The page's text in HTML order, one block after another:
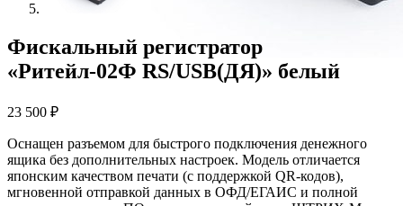
Фискальный регистратор
«Ритейл-02Ф RS/USB(ДЯ)» белый
23 500 ₽
Оснащен разъемом для быстрого подключения денежного
ящика без дополнительных настроек. Модель отличается
японским качеством печати (с поддержкой QR-кодов),
мгновенной отправкой данных в ОФД/ЕГАИС и полной